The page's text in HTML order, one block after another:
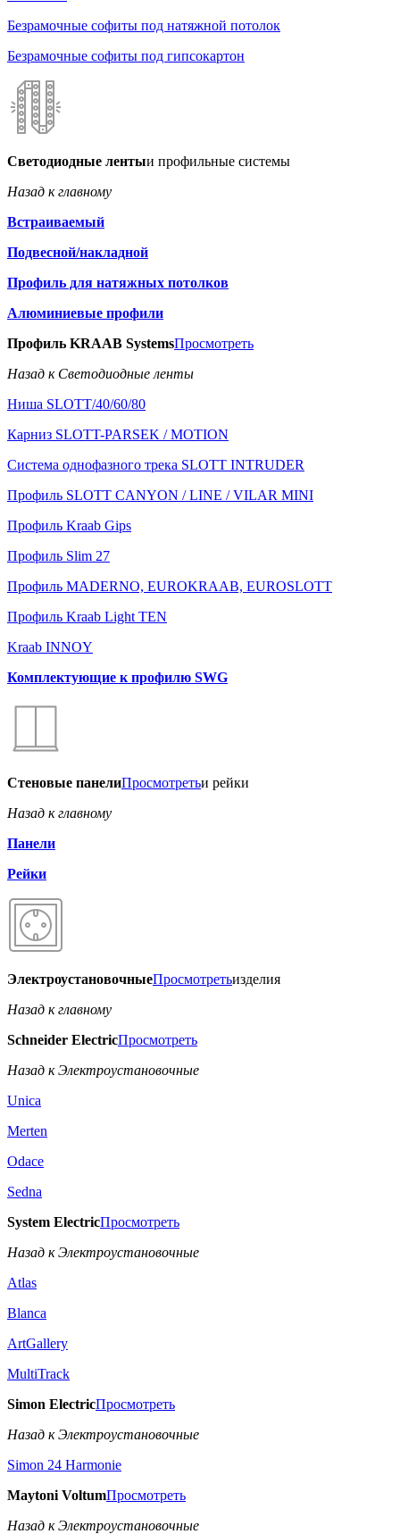
Безрамочные софиты под натяжной потолок
Безрамочные софиты под гипсокартон
Светодиодные лентыи профильные системы
Назад к главному
Встраиваемый
Подвесной/накладной
Профиль для натяжных потолков
Алюминиевые профили
Профиль KRAAB SystemsПросмотреть
Назад к Светодиодные ленты
Ниша SLOTT/40/60/80
Карниз SLOTT-PARSEK / MOTION
Система однофазного трека SLOTT INTRUDER
Профиль SLOTT CANYON / LINE / VILAR MINI
Профиль Kraab Gips
Профиль Slim 27
Профиль MADERNO, EUROKRAAB, EUROSLOTT
Профиль Kraab Light TEN
Kraab INNOY
Комплектующие к профилю SWG
Стеновые панелиПросмотретьи рейки
Назад к главному
Панели
Рейки
ЭлектроустановочныеПросмотретьизделия
Назад к главному
Schneider ElectricПросмотреть
Назад к Электроустановочные
Unica
Merten
Odace
Sedna
System ElectricПросмотреть
Назад к Электроустановочные
Atlas
Blanca
ArtGallery
MultiTrack
Simon ElectricПросмотреть
Назад к Электроустановочные
Simon 24 Harmonie
Maytoni VoltumПросмотреть
Назад к Электроустановочные